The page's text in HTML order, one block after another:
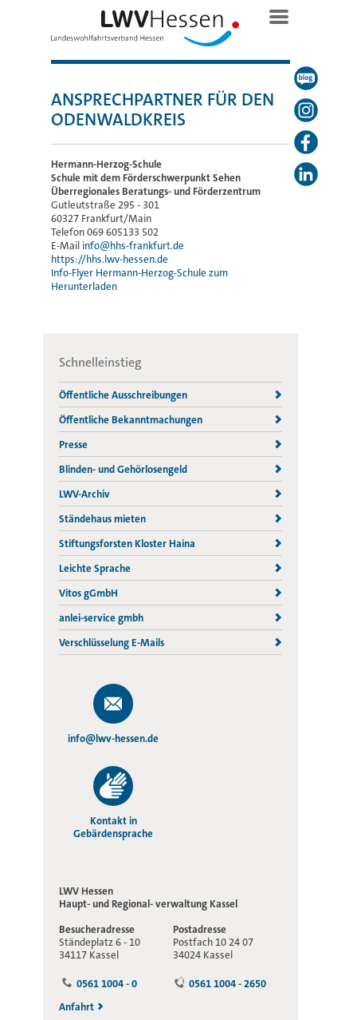
ANSPRECHPARTNER FÜR DEN
ODENWALDKREIS
Hermann-Herzog-Schule
Schule mit dem Förderschwerpunkt Sehen
Überregionales Beratungs- und Förderzentrum
Gutleutstraße 295 - 301
60327 Frankfurt/Main
Telefon 069 605133 502
E-Mail info@hhs-frankfurt.de
https://hhs.lwv-hessen.de
Info-Flyer Hermann-Herzog-Schule zum
Herunterladen
Schnelleinstieg
Öffentliche Ausschreibungen
Öffentliche Bekanntmachungen
Presse
Blinden- und Gehörlosengeld
LWV-Archiv
Ständehaus mieten
Stiftungsforsten Kloster Haina
Leichte Sprache
Vitos gGmbH
anlei-service gmbh
Verschlüsselung E-Mails
info@lwv-hessen.de
Kontakt in
Gebärdensprache
LWV Hessen
Haupt- und Regional-verwaltung Kassel
Besucheradresse
Ständeplatz 6 - 10
34117 Kassel
Postadresse
Postfach 10 24 07
34024 Kassel
0561 1004 - 0
0561 1004 - 2650
Anfahrt